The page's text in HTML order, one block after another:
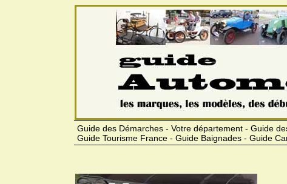
Guide des Démarches - Votre département - Guide
Guide Tourisme France - Guide Baignades - Guide